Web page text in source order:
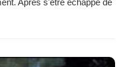
Après s'être échappé de